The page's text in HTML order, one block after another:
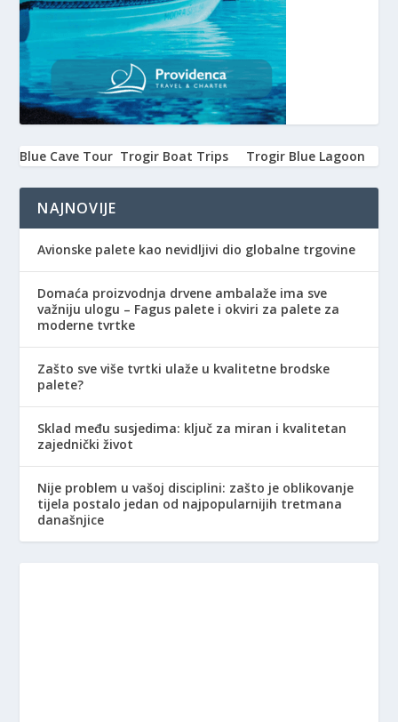
Blue Cave Tour Trogir Boat Trips Trogir Blue Lagoon
NAJNOVIJE
Avionske palete kao nevidljivi dio globalne trgovine
Domaća proizvodnja drvene ambalaže ima sve
važniju ulogu – Fagus palete i okviri za palete za
moderne tvrtke
Zašto sve više tvrtki ulaže u kvalitetne brodske
palete?
Sklad među susjedima: ključ za miran i kvalitetan
zajednički život
Nije problem u vašoj disciplini: zašto je oblikovanje
tijela postalo jedan od najpopularnijih tretmana
današnjice